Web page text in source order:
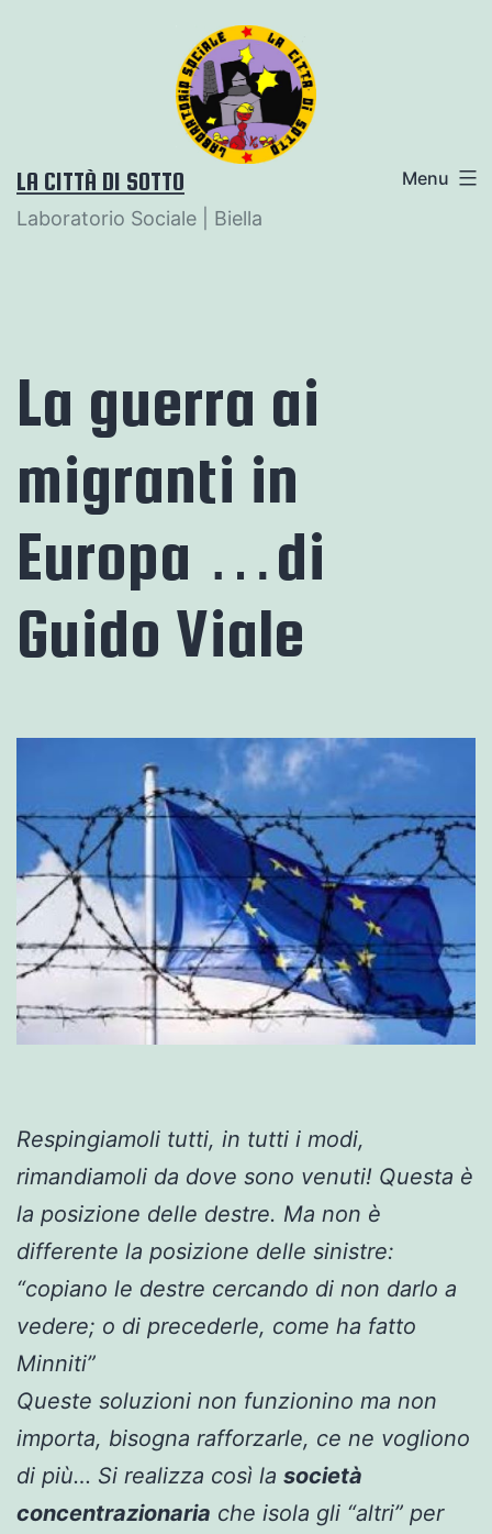
LA CITTÀ DI SOTTO
Laboratorio Sociale | Biella
Menu
La guerra ai
migranti in
Europa …di
Guido Viale
Respingiamoli tutti, in tutti i modi,
rimandiamoli da dove sono venuti! Questa è
la posizione delle destre. Ma non è
differente la posizione delle sinistre:
“copiano le destre cercando di non darlo a
vedere; o di precederle, come ha fatto
Minniti”
Queste soluzioni non funzionino ma non
importa, bisogna rafforzarle, ce ne vogliono
di più… Si realizza così la società
concentrazionaria che isola gli “altri” per